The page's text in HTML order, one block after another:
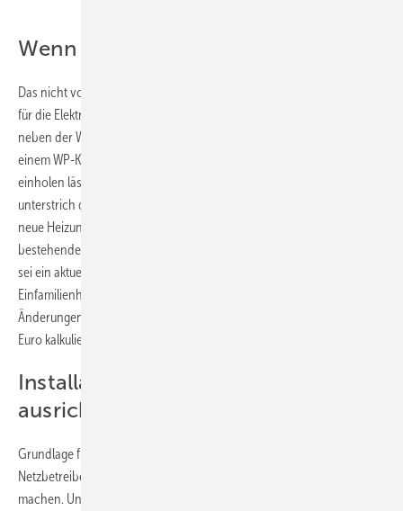
Wenn der Zählerkasten zu alt ist ...
Das nicht vorhandene Reservefeld in einer überalterten Zählertafel
für die Elektroinstallation lieferte ein gutes Beispiel für Zusatzkosten
neben der Wärmepumpe. Sicher sei einem Laien als Investor nicht mit
einem WP-Komplettangebot geholfen, das sich per Mausklick
einholen lässt. Jakob Köllisch, stellvertretender Bufa-Leiter,
unterstrich die umfängliche Beratung des Fachbetriebes: „Soll die
neue Heizung eine Wärmepumpe sein, ist ebenso von Bedeutung, die
bestehende Gebäudetechnik auf zukünftige Jahre auszurichten.“ So
sei ein aktueller Zählerschrank in passendem Format für ein
Einfamilienhaus zumeist 1100 mm hoch und werde samt notwendiger
Änderungen einer betagten Elektroinstallation mit einigen Tausend
Euro kalkuliert werden müssen.
Installation auf die Zukunft
ausrichten
Grundlage für die Modernisierung sind stets die Vorgaben des
Netzbetreibers, um den Anschluss einer Wärmepumpe möglich zu
machen. Und darüber hinaus? Sicher gehört es mit zu einer